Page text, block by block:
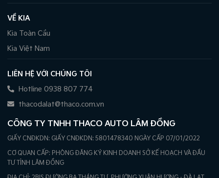
VỀ KIA
Kia Toàn Cầu
Kia Việt Nam
LIÊN HỆ VỚI CHÚNG TÔI
Hotline 0938 807 774
thacodalat@thaco.com.vn
CÔNG TY TNHH THACO AUTO LÂM ĐỒNG
GIẤY CNĐKDN: GIẤY CNĐKDN: 5801478340 NGÀY CẤP 07/01/2022
CƠ QUAN CẤP: PHÒNG ĐĂNG KÝ KINH DOANH SỞ KẾ HOẠCH VÀ ĐẦU
TƯ TỈNH LÂM ĐỒNG